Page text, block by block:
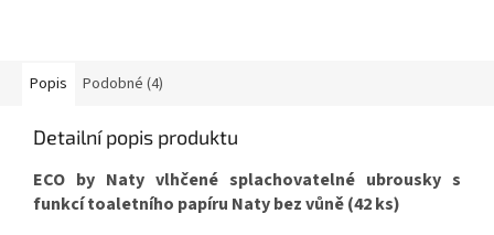
Popis Podobné (4)
Detailní popis produktu
ECO by Naty vlhčené splachovatelné ubrousky s
funkcí toaletního papíru Naty bez vůně (42 ks)